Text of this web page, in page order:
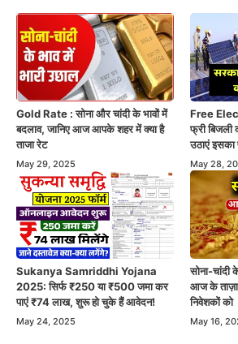
Gold Rate : सोना और चांदी के भावों में
बदलाव, जानिए आज आपके शहर में क्या है
ताजा रेट
May 29, 2025
Free
फ्री बिजली
उठाएं इसका
May 28,
Sukanya Samriddhi Yojana
2025: सिर्फ ₹250 या ₹500 जमा कर
पाएं ₹74 लाख, शुरू हो चुके हैं आवेदन!
May 24, 2025
सोना-चांदी
आज के ताज़ा
निवेशकों को
May 16,